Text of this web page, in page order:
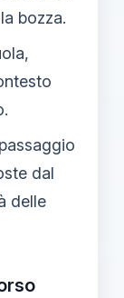
bozza.
dal
delle